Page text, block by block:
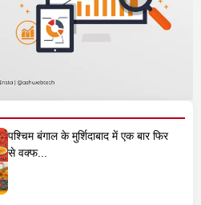
पश्चिम बंगाल के मुर्शिदाबाद में एक बार फिर
से वक्फ...